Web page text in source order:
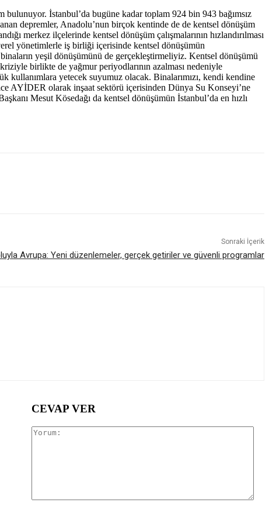
bulunuyor. İstanbul’da bugüne kadar toplam 924 bin 943 bağımsız
depremler, Anadolu’nun birçok kentinde de de kentsel dönüşüm
merkez ilçelerinde kentsel dönüşüm çalışmalarının hızlandırılması
yönetimlerle iş birliği içerisinde kentsel dönüşümün
yeşil dönüşümünü de gerçekleştirmeliyiz. Kentsel dönüşümü
birlikte de yağmur periyodlarının azalması nedeniyle
kullanımlara yetecek suyumuz olacak. Binalarımızı, kendi kendine
AYİDER olarak inşaat sektörü içerisinden Dünya Su Konseyi’ne
Mesut Kösedağı da kentsel dönüşümün İstanbul’da en hızlı
Sonraki İçerik
Avrupa: Yeni düzenlemeler, gerçek getiriler ve güvenli programlar
CEVAP VER